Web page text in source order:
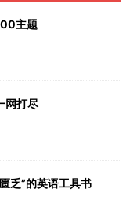
主题
网打尽
乏”的英语工具书